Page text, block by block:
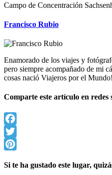
Campo de Concentración
Francisco Rubio
Enamorado de los viajes y
pero siempre acompañado de mi
cosas nació Viajeros por el Mundo!
Comparte este artículo en redes
Facebook
Twitter
Si te ha gustado este lugar,